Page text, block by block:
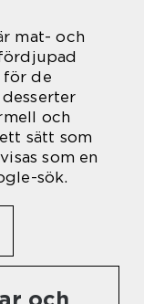
mat- och
för de
och
sätt som
som en
sök.